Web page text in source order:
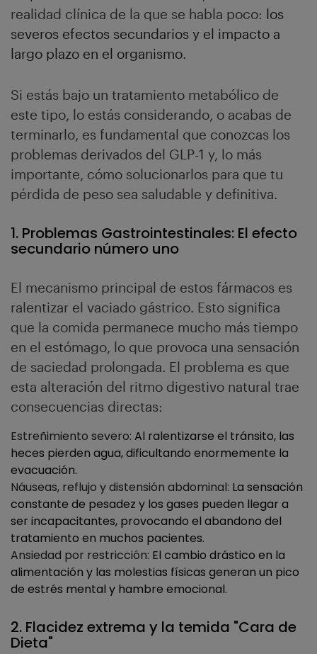
realidad clínica de la que se habla poco: los
severos efectos secundarios y el impacto a
largo plazo en el organismo.
Si estás bajo un tratamiento metabólico de
este tipo, lo estás considerando, o acabas de
terminarlo, es fundamental que conozcas los
problemas derivados del GLP-1 y, lo más
importante, cómo solucionarlos para que tu
pérdida de peso sea saludable y definitiva.
1. Problemas Gastrointestinales: El efecto
secundario número uno
El mecanismo principal de estos fármacos es
ralentizar el vaciado gástrico. Esto significa
que la comida permanece mucho más tiempo
en el estómago, lo que provoca una sensación
de saciedad prolongada. El problema es que
esta alteración del ritmo digestivo natural trae
consecuencias directas:
Estreñimiento severo: Al ralentizarse el tránsito, las
heces pierden agua, dificultando enormemente la
evacuación.
Náuseas, reflujo y distensión abdominal: La sensación
constante de pesadez y los gases pueden llegar a
ser incapacitantes, provocando el abandono del
tratamiento en muchos pacientes.
Ansiedad por restricción: El cambio drástico en la
alimentación y las molestias físicas generan un pico
de estrés mental y hambre emocional.
2. Flacidez extrema y la temida "Cara de
Dieta"